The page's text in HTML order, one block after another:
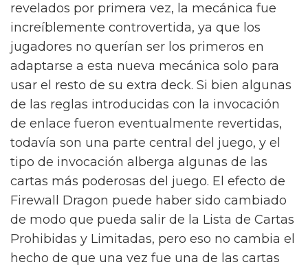
revelados por primera vez, la mecánica fue
increíblemente controvertida, ya que los
jugadores no querían ser los primeros en
adaptarse a esta nueva mecánica solo para
usar el resto de su extra deck. Si bien algunas
de las reglas introducidas con la invocación
de enlace fueron eventualmente revertidas,
todavía son una parte central del juego, y el
tipo de invocación alberga algunas de las
cartas más poderosas del juego. El efecto de
Firewall Dragon puede haber sido cambiado
de modo que pueda salir de la Lista de Cartas
Prohibidas y Limitadas, pero eso no cambia el
hecho de que una vez fue una de las cartas